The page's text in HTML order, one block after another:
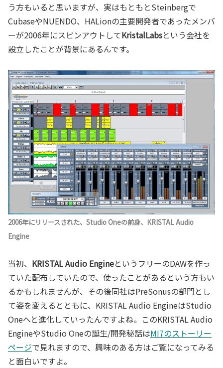
う方もいると思いますが、実はもともとSteinbergで
CubaseやNUENDO、HALionの主要開発者であったメンバ
ーが2006年にスピンアウトしてKristalLabsという会社を
設立したことが背景にあるんです。
2006年にリリースされた、Studio Oneの前身、KRISTAL Audio
Engine
当初、 KRISTAL Audio EngineというフリーのDAWを作っ
ていた配布していたので、使ったことがあるという方もい
るかもしれませんが、その後同社はPreSonusの部門とし
て姿を変えるとともに、KRISTAL Audio EngineはStudio
Oneへと進化していったんですよね。このKRISTAL Audio
EngineやStudio Oneの誕生/開発秘話はMI7のストーリー
ページで見れますので、興味のある方はご覧になってみる
と面白いですよ。